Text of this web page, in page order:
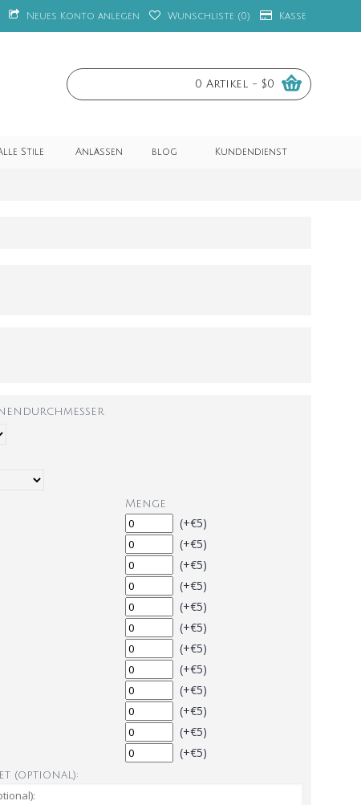
Neues Konto anlegen Wunschliste (0) Kasse
0 Artikel - $0
Stile Anlässen blog Kundendienst
Menge
(+€5)
(+€5)
(+€5)
(+€5)
(+€5)
(+€5)
(+€5)
(+€5)
(+€5)
(+€5)
(+€5)
(+€5)
(optional):